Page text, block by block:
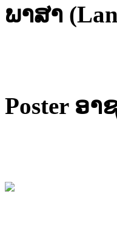
ພາສາ
Poster ອ